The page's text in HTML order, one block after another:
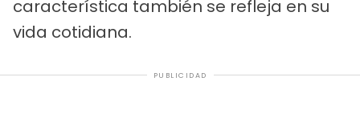
característica también se refleja en su
vida cotidiana.
PUBLICIDAD